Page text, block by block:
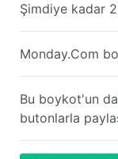
Şimdiye kadar
Monday.Com
Bu boykot'un
butonlarla